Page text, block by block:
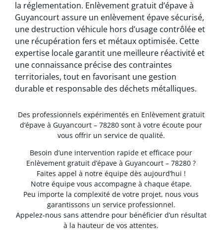
la réglementation. Enlèvement gratuit d’épave à
Guyancourt assure un enlèvement épave sécurisé,
une destruction véhicule hors d’usage contrôlée et
une récupération fers et métaux optimisée. Cette
expertise locale garantit une meilleure réactivité et
une connaissance précise des contraintes
territoriales, tout en favorisant une gestion
durable et responsable des déchets métalliques.
Des professionnels expérimentés en Enlèvement gratuit
d’épave à Guyancourt – 78280 sont à votre écoute pour
vous offrir un service de qualité.
Besoin d’une intervention rapide et efficace pour
Enlèvement gratuit d’épave à Guyancourt – 78280 ?
Faites appel à notre équipe dès aujourd’hui !
Notre équipe vous accompagne à chaque étape.
Peu importe la complexité de votre projet, nous vous
garantissons un service professionnel.
Appelez-nous sans attendre pour bénéficier d’un résultat
à la hauteur de vos attentes.